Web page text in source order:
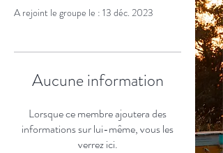
A rejoint le groupe le : 13 déc. 2023
Aucune information
Lorsque ce membre ajoutera des
informations sur lui-même, vous les
verrez ici.